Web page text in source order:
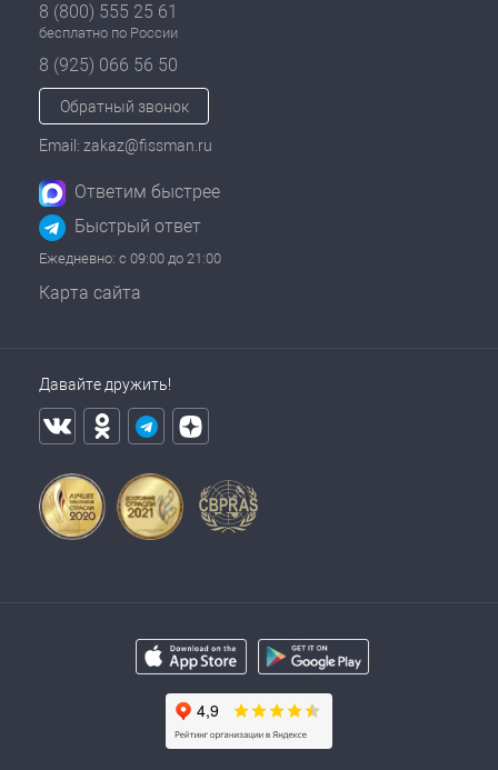
8 (800) 555 25 61
бесплатно по России
8 (925) 066 56 50
Обратный звонок
Email: zakaz@fissman.ru
Ответим быстрее
Быстрый ответ
Ежедневно: с 09:00 до 21:00
Карта сайта
Давайте дружить!